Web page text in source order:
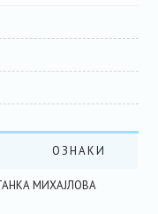
ОЗНАКИ
МИХАЈЛОВА